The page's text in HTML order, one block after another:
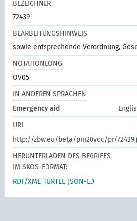
BEZEICHNER
72439
BEARBEITUNGSHINWEIS
sowie entsprechende Verordnung,
NOTATIONLONG
OV05
IN ANDEREN SPRACHEN
Emergency aid
URI
http://zbw.eu/beta/pm20voc/pr/72439
HERUNTERLADEN DES BEGRIFFS
IM SKOS-FORMAT:
RDF/XML TURTLE JSON-LD